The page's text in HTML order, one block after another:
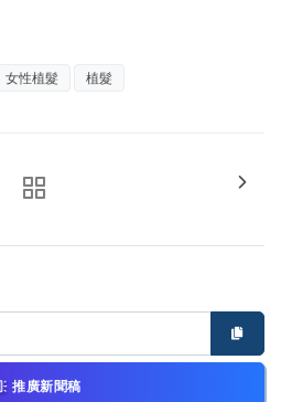
女性植髮 植髮
推廣新聞稿